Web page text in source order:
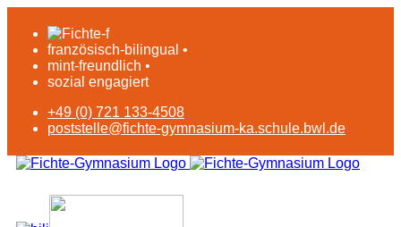
französisch-bilingual •
mint-freundlich •
sozial engagiert
+49 (0) 721 133-4508
poststelle@fichte-gymnasium-ka.schule.bwl.de